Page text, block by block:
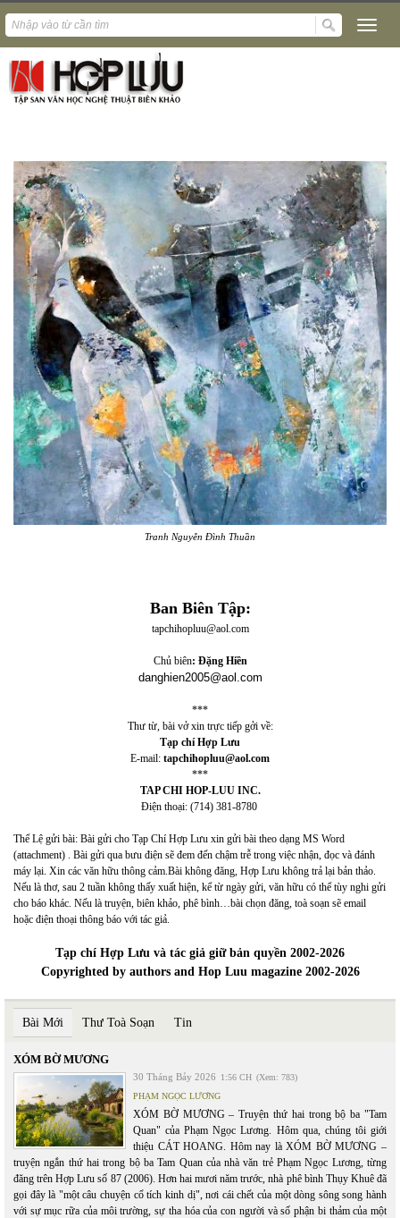
Tranh Nguyễn Đình Thuần
Ban Biên Tập:
tapchihopluu@aol.com
Chủ biên: Đặng Hiền
danghien2005@aol.com
***
Thư từ, bài vở xin trực tiếp gởi về:
Tạp chí Hợp Lưu
E-mail: tapchihopluu@aol.com
***
TAP CHI HOP-LUU INC.
Điện thoại: (714) 381-8780
Thể Lệ gửi bài: Bài gửi cho Tạp Chí Hợp Lưu xin gửi bài theo dạng MS Word
(attachment) . Bài gửi qua bưu điện sẽ đem đến chậm trễ trong việc nhận, đọc và đánh
máy lại. Xin các văn hữu thông cảm.Bài không đăng, Hợp Lưu không trả lại bản thảo.
Nếu là thơ, sau 2 tuần không thấy xuất hiện, kể từ ngày gửi, văn hữu có thể tùy nghi gửi
cho báo khác. Nếu là truyện, biên khảo, phê bình…bài chọn đăng, toà soạn sẽ email
hoặc điện thoại thông báo với tác giả.
Tạp chí Hợp Lưu và tác giả giữ bản quyền 2002-2026
Copyrighted by authors and Hop Luu magazine 2002-2026
Bài Mới Thư Toà Soạn Tin
XÓM BỜ MƯƠNG
30 Tháng Bảy 2026 1:56 CH (Xem: 783)
PHẠM NGỌC LƯƠNG
XÓM BỜ MƯƠNG – Truyện thứ hai trong bộ ba "Tam
Quan" của Phạm Ngọc Lương. Hôm qua, chúng tôi giới
thiệu CÁT HOANG. Hôm nay là XÓM BỜ MƯƠNG –
truyện ngắn thứ hai trong bộ ba Tam Quan của nhà văn trẻ Phạm Ngọc Lương, từng
đăng trên Hợp Lưu số 87 (2006). Hơn hai mươi năm trước, nhà phê bình Thụy Khuê đã
gọi đây là "một câu chuyện cổ tích kinh dị", nơi cái chết của một dòng sông song hành
với sự mục rữa của môi trường, sự tha hóa của con người và số phận bi thảm của một